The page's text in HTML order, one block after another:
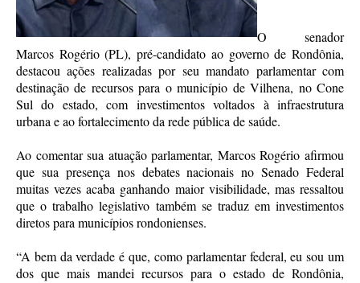
O senador
Marcos Rogério (PL), pré-candidato ao governo de Rondônia,
destacou ações realizadas por seu mandato parlamentar com
destinação de recursos para o município de Vilhena, no Cone
Sul do estado, com investimentos voltados à infraestrutura
urbana e ao fortalecimento da rede pública de saúde.
Ao comentar sua atuação parlamentar, Marcos Rogério afirmou
que sua presença nos debates nacionais no Senado Federal
muitas vezes acaba ganhando maior visibilidade, mas ressaltou
que o trabalho legislativo também se traduz em investimentos
diretos para municípios rondonienses.
“A bem da verdade é que, como parlamentar federal, eu sou um
dos que mais mandei recursos para o estado de Rondônia,